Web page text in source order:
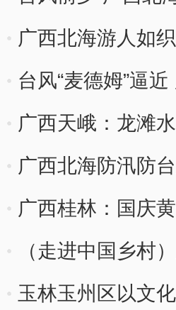
广西北海游人如
台风“麦德姆”逼
广西天峨：龙滩
广西北海防汛防
广西桂林：国庆
（走进中国乡村
玉林玉州区以文